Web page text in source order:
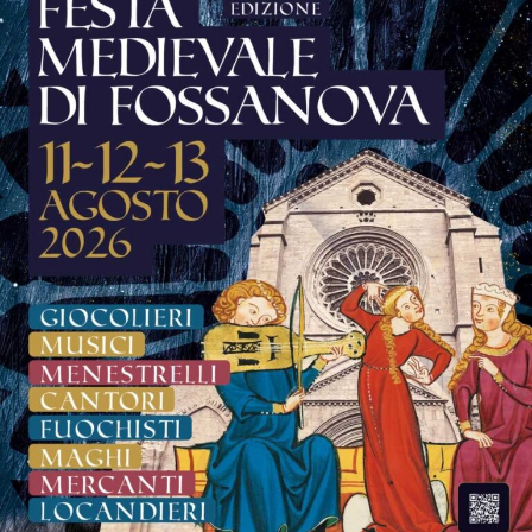
La musica continuerà poi ad essere protagonista sui tre
palchi della festa.
Sul palco delGrappa Jazz Festivalsalirà ilLuca
Mannutza & Paolo Recchia Duo,raffinata formazione
composta da pianoforte e sassofono contralto, mentre
domenica 9 agosto il festival chiuderà con il Jordan
Corda 5et, formazione guidata dal vibrafonista Jordan